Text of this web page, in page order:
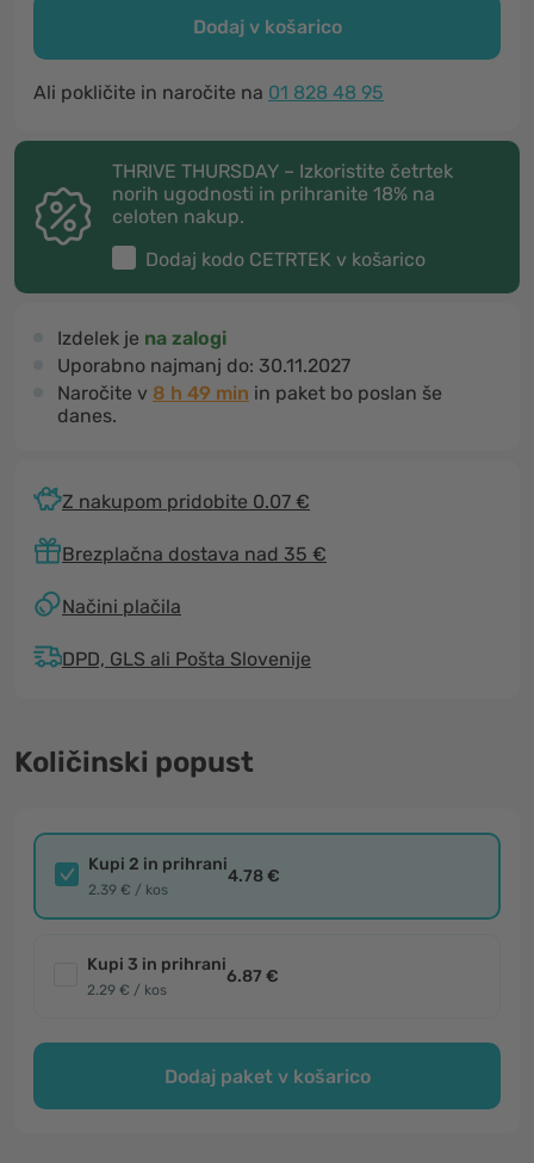
Dodaj v košarico
Ali pokličite in naročite na 01 828 48 95
THRIVE THURSDAY – Izkoristite četrtek
norih ugodnosti in prihranite 18% na
celoten nakup.
Dodaj kodo CETRTEK v košarico
Izdelek je na zalogi
Uporabno najmanj do: 30.11.2027
Naročite v 8 h 49 min in paket bo poslan še
danes.
Z nakupom pridobite 0.07 €
Brezplačna dostava nad 35 €
Načini plačila
DPD, GLS ali Pošta Slovenije
Količinski popust
Kupi 2 in prihrani
2.39 € / kos
4.78 €
Kupi 3 in prihrani
2.29 € / kos
6.87 €
Dodaj paket v košarico